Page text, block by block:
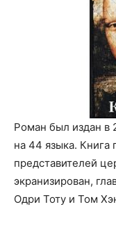
Роман был издан в
на 44 языка. Книга
представителей
экранизирован,
Одри Тоту и Том